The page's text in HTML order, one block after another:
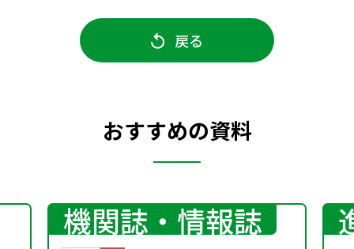
戻る
おすすめの資料
機関誌・情報誌